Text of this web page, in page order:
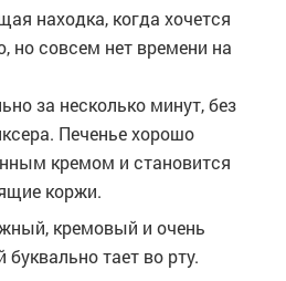
находка, когда хочется
но совсем нет времени на
за несколько минут, без
Печенье хорошо
кремом и становится
коржи.
кремовый и очень
тает во рту.